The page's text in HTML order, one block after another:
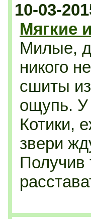
10-03-
Мягкие
Милые,
никого
сшиты
ощупь. У
Котики,
звери
Получив